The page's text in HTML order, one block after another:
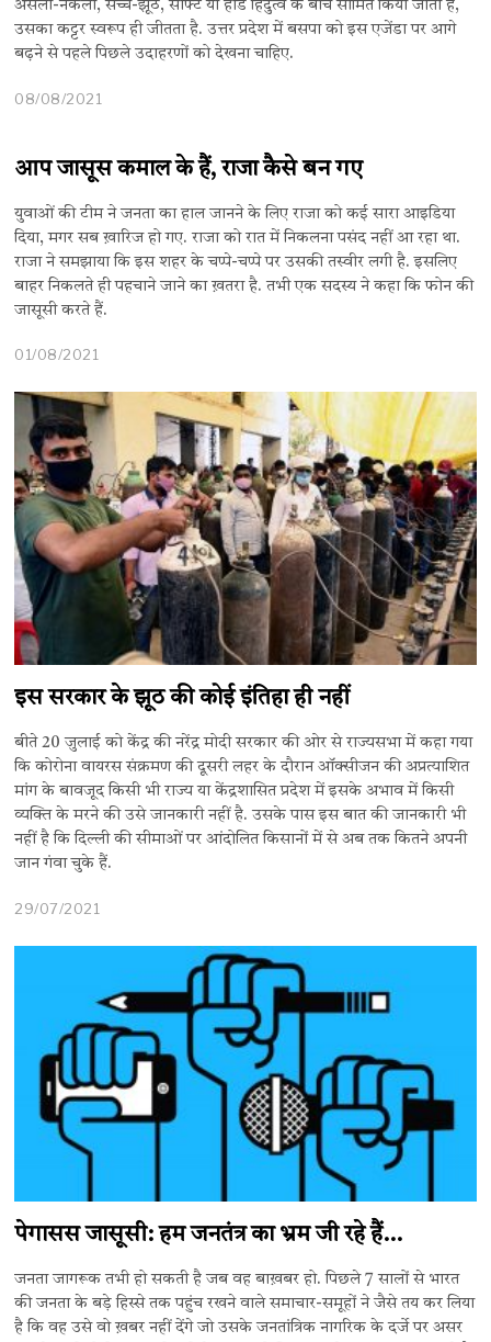
असली-नकली, सच्चे-झूठे, सॉफ्ट या हार्ड हिंदुत्व के बीच सीमित किया जाता है,
उसका कट्टर स्वरूप ही जीतता है. उत्तर प्रदेश में बसपा को इस एजेंडा पर आगे
बढ़ने से पहले पिछले उदाहरणों को देखना चाहिए.
08/08/2021
आप जासूस कमाल के हैं, राजा कैसे बन गए
युवाओं की टीम ने जनता का हाल जानने के लिए राजा को कई सारा आइडिया
दिया, मगर सब ख़ारिज हो गए. राजा को रात में निकलना पसंद नहीं आ रहा था.
राजा ने समझाया कि इस शहर के चप्पे-चप्पे पर उसकी तस्वीर लगी है. इसलिए
बाहर निकलते ही पहचाने जाने का ख़तरा है. तभी एक सदस्य ने कहा कि फोन की
जासूसी करते हैं.
01/08/2021
इस सरकार के झूठ की कोई इंतिहा ही नहीं
बीते 20 जुलाई को केंद्र की नरेंद्र मोदी सरकार की ओर से राज्यसभा में कहा गया
कि कोरोना वायरस संक्रमण की दूसरी लहर के दौरान ऑक्सीजन की अप्रत्याशित
मांग के बावजूद किसी भी राज्य या केंद्रशासित प्रदेश में इसके अभाव में किसी
व्यक्ति के मरने की उसे जानकारी नहीं है. उसके पास इस बात की जानकारी भी
नहीं है कि दिल्ली की सीमाओं पर आंदोलित किसानों में से अब तक कितने अपनी
जान गंवा चुके हैं.
29/07/2021
पेगासस जासूसी: हम जनतंत्र का भ्रम जी रहे हैं…
जनता जागरूक तभी हो सकती है जब वह बाख़बर हो. पिछले 7 सालों से भारत
की जनता के बड़े हिस्से तक पहुंच रखने वाले समाचार-समूहों ने जैसे तय कर लिया
है कि वह उसे वो ख़बर नहीं देंगे जो उसके जनतांत्रिक नागरिक के दर्जे पर असर